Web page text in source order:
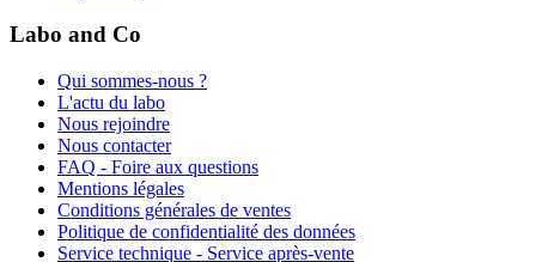
Labo and Co
Qui sommes-nous ?
L'actu du labo
Nous rejoindre
Nous contacter
FAQ - Foire aux questions
Mentions légales
Conditions générales de ventes
Politique de confidentialité des données
Service technique - Service après-vente